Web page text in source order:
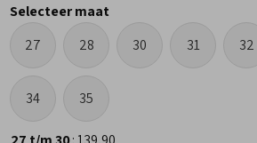
Selecteer maat
27
28 30 31 32
34 35